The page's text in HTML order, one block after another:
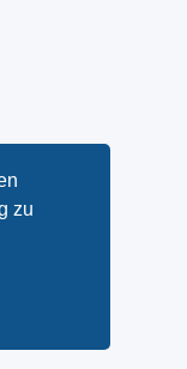
zu